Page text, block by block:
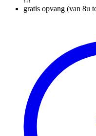
gratis opvang (van 8u